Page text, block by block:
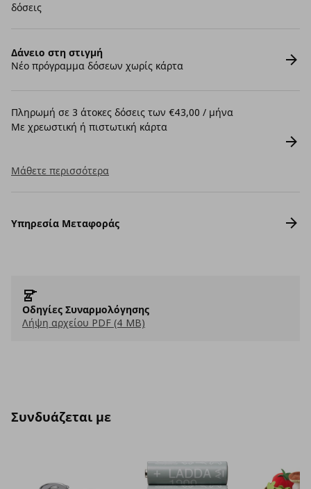
δόσεις
Δάνειο στη στιγμή
Νέο πρόγραμμα δόσεων χωρίς κάρτα
Πληρωμή σε 3 άτοκες δόσεις των €43,00 / μήνα
Με χρεωστική ή πιστωτική κάρτα
Μάθετε περισσότερα
Υπηρεσία Μεταφοράς
Οδηγίες Συναρμολόγησης
Λήψη αρχείου PDF (4 MB)
Συνδυάζεται με